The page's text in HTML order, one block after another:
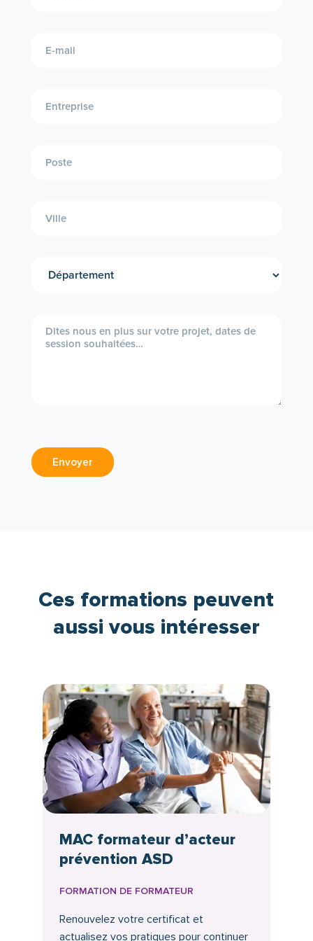
Envoyer
Ces formations peuvent
aussi vous intéresser
MAC formateur d’acteur
prévention ASD
FORMATION DE FORMATEUR
Renouvelez votre certificat et
actualisez vos pratiques pour continuer